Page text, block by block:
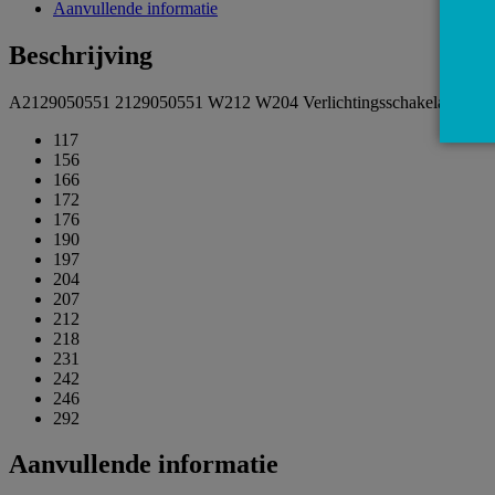
Aanvullende informatie
Beschrijving
A2129050551 2129050551 W212 W204 Verlichtingsschakelaar
117
156
166
172
176
190
197
204
207
212
218
231
242
246
292
Aanvullende informatie